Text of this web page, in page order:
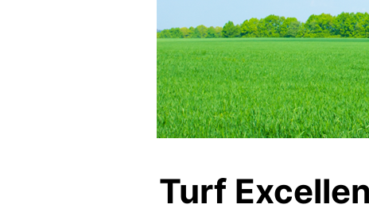
Turf